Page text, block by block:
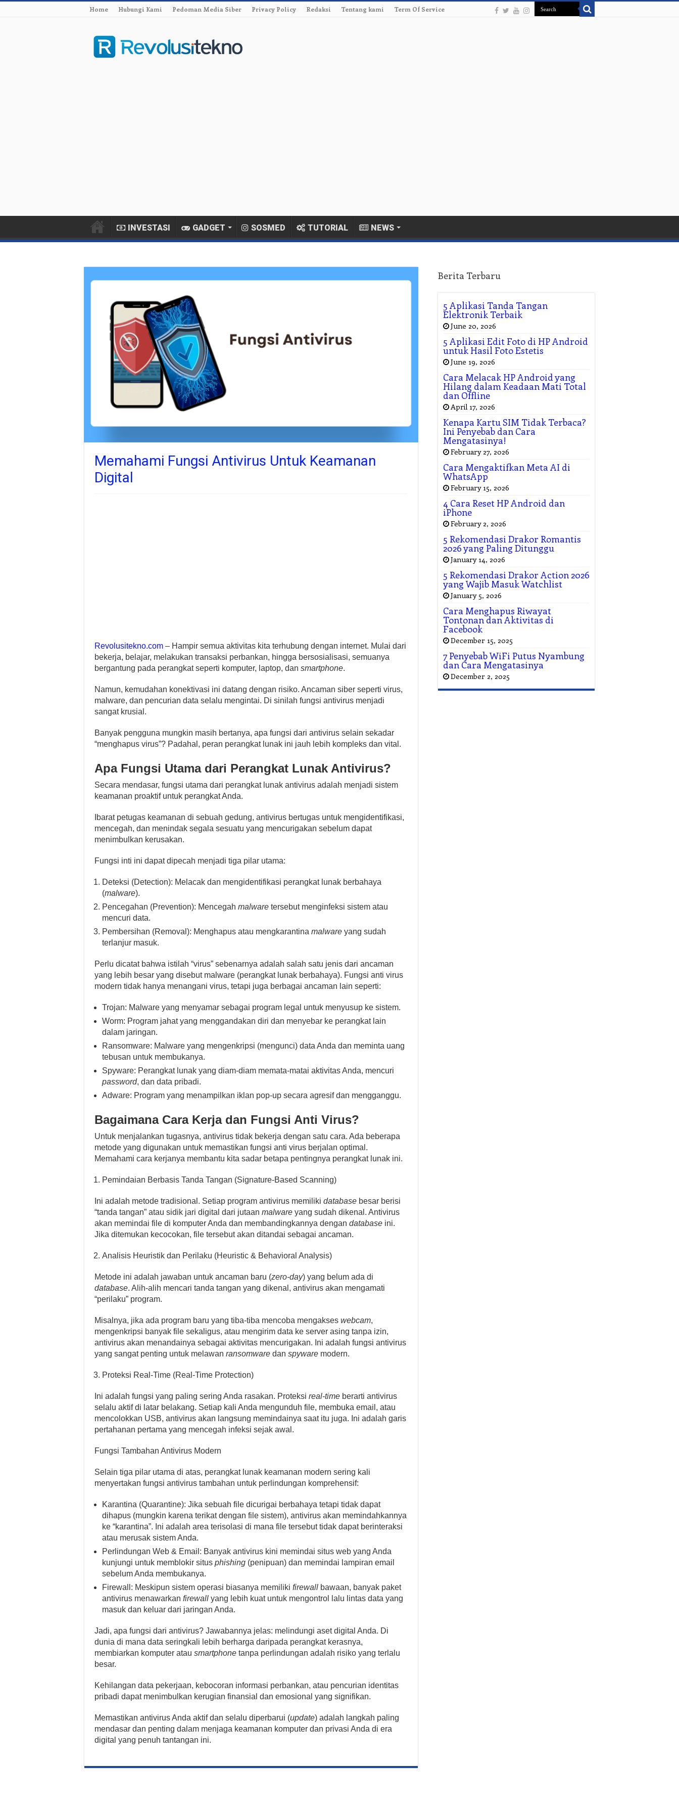
Home Hubungi Kami Pedoman Media Siber Privacy Policy Redaksi Tentang kami Term Of Service
INVESTASI GADGET SOSMED TUTORIAL NEWS
Memahami Fungsi Antivirus Untuk Keamanan
Digital
Revolusitekno.com – Hampir semua aktivitas kita terhubung dengan internet. Mulai dari
bekerja, belajar, melakukan transaksi perbankan, hingga bersosialisasi, semuanya
bergantung pada perangkat seperti komputer, laptop, dan smartphone.
Namun, kemudahan konektivasi ini datang dengan risiko. Ancaman siber seperti virus,
malware, dan pencurian data selalu mengintai. Di sinilah fungsi antivirus menjadi
sangat krusial.
Banyak pengguna mungkin masih bertanya, apa fungsi dari antivirus selain sekadar
“menghapus virus”? Padahal, peran perangkat lunak ini jauh lebih kompleks dan vital.
Apa Fungsi Utama dari Perangkat Lunak Antivirus?
Secara mendasar, fungsi utama dari perangkat lunak antivirus adalah menjadi sistem
keamanan proaktif untuk perangkat Anda.
Ibarat petugas keamanan di sebuah gedung, antivirus bertugas untuk mengidentifikasi,
mencegah, dan menindak segala sesuatu yang mencurigakan sebelum dapat
menimbulkan kerusakan.
Fungsi inti ini dapat dipecah menjadi tiga pilar utama:
Deteksi (Detection): Melacak dan mengidentifikasi perangkat lunak berbahaya
(malware).
Pencegahan (Prevention): Mencegah malware tersebut menginfeksi sistem atau
mencuri data.
Pembersihan (Removal): Menghapus atau mengkarantina malware yang sudah
terlanjur masuk.
Perlu dicatat bahwa istilah “virus” sebenarnya adalah salah satu jenis dari ancaman
yang lebih besar yang disebut malware (perangkat lunak berbahaya). Fungsi anti virus
modern tidak hanya menangani virus, tetapi juga berbagai ancaman lain seperti:
Trojan: Malware yang menyamar sebagai program legal untuk menyusup ke sistem.
Worm: Program jahat yang menggandakan diri dan menyebar ke perangkat lain
dalam jaringan.
Ransomware: Malware yang mengenkripsi (mengunci) data Anda dan meminta uang
tebusan untuk membukanya.
Spyware: Perangkat lunak yang diam-diam memata-matai aktivitas Anda, mencuri
password, dan data pribadi.
Adware: Program yang menampilkan iklan pop-up secara agresif dan mengganggu.
Bagaimana Cara Kerja dan Fungsi Anti Virus?
Untuk menjalankan tugasnya, antivirus tidak bekerja dengan satu cara. Ada beberapa
metode yang digunakan untuk memastikan fungsi anti virus berjalan optimal.
Memahami cara kerjanya membantu kita sadar betapa pentingnya perangkat lunak ini.
Pemindaian Berbasis Tanda Tangan (Signature-Based Scanning)
Ini adalah metode tradisional. Setiap program antivirus memiliki database besar berisi
“tanda tangan” atau sidik jari digital dari jutaan malware yang sudah dikenal. Antivirus
akan memindai file di komputer Anda dan membandingkannya dengan database ini.
Jika ditemukan kecocokan, file tersebut akan ditandai sebagai ancaman.
Analisis Heuristik dan Perilaku (Heuristic & Behavioral Analysis)
Metode ini adalah jawaban untuk ancaman baru (zero-day) yang belum ada di
database. Alih-alih mencari tanda tangan yang dikenal, antivirus akan mengamati
“perilaku” program.
Misalnya, jika ada program baru yang tiba-tiba mencoba mengakses webcam,
mengenkripsi banyak file sekaligus, atau mengirim data ke server asing tanpa izin,
antivirus akan menandainya sebagai aktivitas mencurigakan. Ini adalah fungsi antivirus
yang sangat penting untuk melawan ransomware dan spyware modern.
Proteksi Real-Time (Real-Time Protection)
Ini adalah fungsi yang paling sering Anda rasakan. Proteksi real-time berarti antivirus
selalu aktif di latar belakang. Setiap kali Anda mengunduh file, membuka email, atau
mencolokkan USB, antivirus akan langsung memindainya saat itu juga. Ini adalah garis
pertahanan pertama yang mencegah infeksi sejak awal.
Fungsi Tambahan Antivirus Modern
Selain tiga pilar utama di atas, perangkat lunak keamanan modern sering kali
menyertakan fungsi antivirus tambahan untuk perlindungan komprehensif:
Karantina (Quarantine): Jika sebuah file dicurigai berbahaya tetapi tidak dapat
dihapus (mungkin karena terikat dengan file sistem), antivirus akan memindahkannya
ke “karantina”. Ini adalah area terisolasi di mana file tersebut tidak dapat berinteraksi
atau merusak sistem Anda.
Perlindungan Web & Email: Banyak antivirus kini memindai situs web yang Anda
kunjungi untuk memblokir situs phishing (penipuan) dan memindai lampiran email
sebelum Anda membukanya.
Firewall: Meskipun sistem operasi biasanya memiliki firewall bawaan, banyak paket
antivirus menawarkan firewall yang lebih kuat untuk mengontrol lalu lintas data yang
masuk dan keluar dari jaringan Anda.
Jadi, apa fungsi dari antivirus? Jawabannya jelas: melindungi aset digital Anda. Di
dunia di mana data seringkali lebih berharga daripada perangkat kerasnya,
membiarkan komputer atau smartphone tanpa perlindungan adalah risiko yang terlalu
besar.
Kehilangan data pekerjaan, kebocoran informasi perbankan, atau pencurian identitas
pribadi dapat menimbulkan kerugian finansial dan emosional yang signifikan.
Memastikan antivirus Anda aktif dan selalu diperbarui (update) adalah langkah paling
mendasar dan penting dalam menjaga keamanan komputer dan privasi Anda di era
digital yang penuh tantangan ini.
Berita Terbaru
5 Aplikasi Tanda Tangan
Elektronik Terbaik
June 20, 2026
5 Aplikasi Edit Foto di HP Android
untuk Hasil Foto Estetis
June 19, 2026
Cara Melacak HP Android yang
Hilang dalam Keadaan Mati Total
dan Offline
April 17, 2026
Kenapa Kartu SIM Tidak Terbaca?
Ini Penyebab dan Cara
Mengatasinya!
February 27, 2026
Cara Mengaktifkan Meta AI di
WhatsApp
February 15, 2026
4 Cara Reset HP Android dan
iPhone
February 2, 2026
5 Rekomendasi Drakor Romantis
2026 yang Paling Ditunggu
January 14, 2026
5 Rekomendasi Drakor Action 2026
yang Wajib Masuk Watchlist
January 5, 2026
Cara Menghapus Riwayat
Tontonan dan Aktivitas di
Facebook
December 15, 2025
7 Penyebab WiFi Putus Nyambung
dan Cara Mengatasinya
December 2, 2025